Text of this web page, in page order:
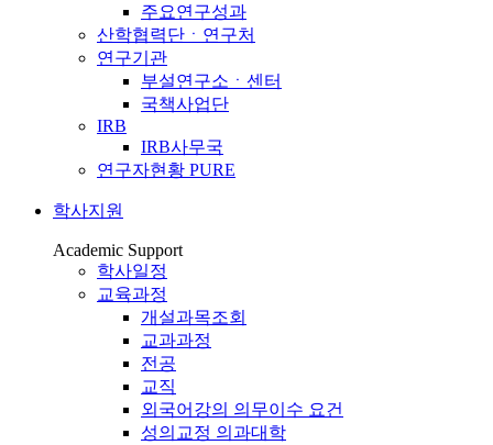
주요연구성과
산학협력단ㆍ연구처
연구기관
부설연구소ㆍ센터
국책사업단
IRB
IRB사무국
연구자현황 PURE
학사지원
Academic Support
학사일정
교육과정
개설과목조회
교과과정
전공
교직
외국어강의 의무이수 요건
성의교정 의과대학